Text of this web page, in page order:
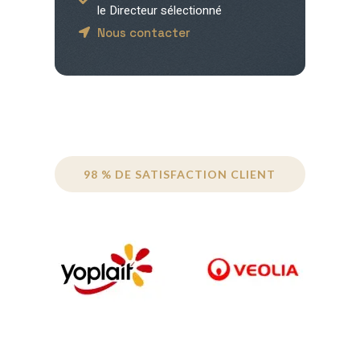
le Directeur sélectionné
Nous contacter
98 % DE SATISFACTION CLIENT